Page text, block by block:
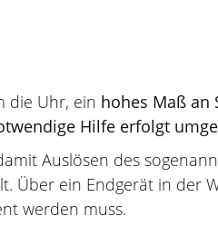
die Uhr, ein hohes Maß an
Hilfe erfolgt
Auslösen des
Über ein Endgerät in der
werden muss.